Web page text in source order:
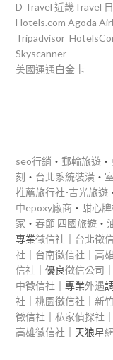
D Travel 近畿Travel
Hotels.com Agoda
Tripadvisor
Skyscanner
美國運通白金卡
seo行銷 ‧郵輪旅遊 ‧
刻 ‧ 台北系統裝潢 ‧
推薦旅行社-吉光旅遊
中epoxy廠商 ‧甜心
家 ‧春節 四國旅遊 ‧
專業徵信社 台北徵
社
台南徵信社 高
信社 ｜優良徵信公司
中徵信社 ｜專業外遇
社 ｜桃園徵信社 ｜新
徵信社 ｜私家偵探社
高雄徵信社 ｜天狼星